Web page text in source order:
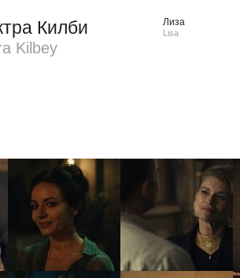
Килби
Kilbey
Лиза
Lisa